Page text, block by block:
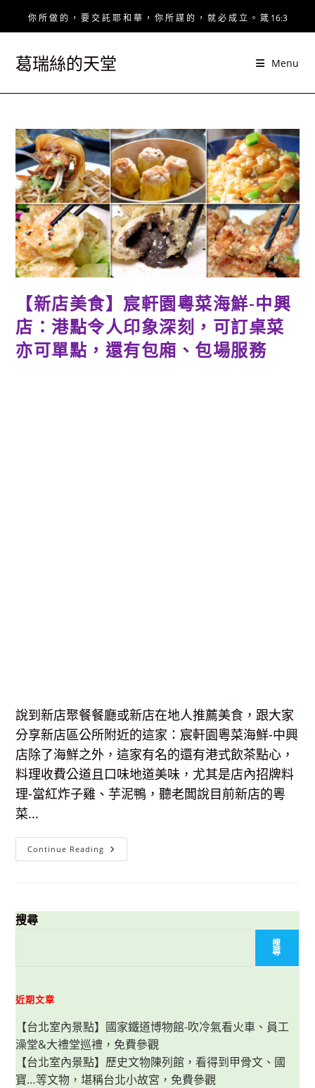
你 所 做 的 ， 要 交 託 耶 和 華 ， 你 所 謀 的 ， 就 必 成 立 。 箴 16:3
葛瑞絲的天堂 Menu
【新店美食】宸軒園粵菜海鮮-中興
店：港點令人印象深刻，可訂桌菜
亦可單點，還有包廂、包場服務
說到新店聚餐餐廳或新店在地人推薦美食，跟大家
分享新店區公所附近的這家：宸軒園粵菜海鮮-中興
店除了海鮮之外，這家有名的還有港式飲茶點心，
料理收費公道且口味地道美味，尤其是店內招牌料
理-當紅炸子雞、芋泥鴨，聽老闆說目前新店的粵
菜...
Continue Reading 【新
店
園
印
象
深
刻，
可
訂
搜尋
搜
尋
近期文章
【台北室內景點】國家鐵道博物館-吹冷氣看火車、員工
澡堂&大禮堂巡禮，免費參觀
【台北室內景點】歷史文物陳列館，看得到甲骨文、國
寶…等文物，堪稱台北小故宮，免費參觀